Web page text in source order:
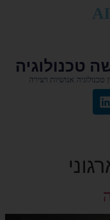
טכנולוגיה
טכנולוגיה אנושיות ויצירה